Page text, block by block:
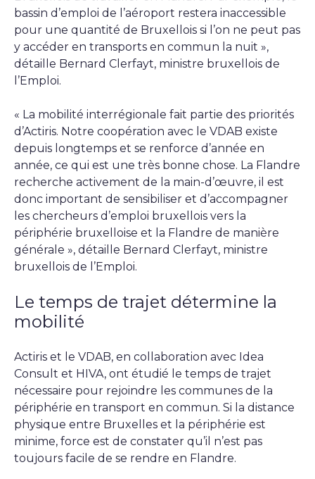
bassin d’emploi de l’aéroport restera inaccessible
pour une quantité de Bruxellois si l’on ne peut pas
y accéder en transports en commun la nuit »,
détaille Bernard Clerfayt, ministre bruxellois de
l’Emploi.
« La mobilité interrégionale fait partie des priorités
d’Actiris. Notre coopération avec le VDAB existe
depuis longtemps et se renforce d’année en
année, ce qui est une très bonne chose. La Flandre
recherche activement de la main-d’œuvre, il est
donc important de sensibiliser et d’accompagner
les chercheurs d’emploi bruxellois vers la
périphérie bruxelloise et la Flandre de manière
générale », détaille Bernard Clerfayt, ministre
bruxellois de l’Emploi.
Le temps de trajet détermine la
mobilité
Actiris et le VDAB, en collaboration avec Idea
Consult et HIVA, ont étudié le temps de trajet
nécessaire pour rejoindre les communes de la
périphérie en transport en commun. Si la distance
physique entre Bruxelles et la périphérie est
minime, force est de constater qu’il n’est pas
toujours facile de se rendre en Flandre.